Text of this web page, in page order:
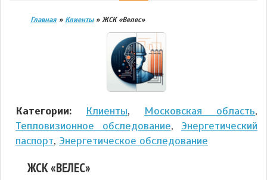
Главная » Клиенты» ЖСК «Велес»
Категории: Клиенты, Московская область,
Тепловизионное обследование, Энергетический
паспорт, Энергетическое обследование
ЖСК «ВЕЛЕС»